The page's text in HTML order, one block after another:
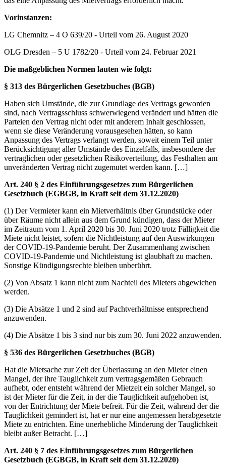
Vorinstanzen:
LG Chemnitz – 4 O 639/20 - Urteil vom 26. August 2020
OLG Dresden – 5 U 1782/20 - Urteil vom 24. Februar 2021
Die maßgeblichen Normen lauten wie folgt:
§ 313 des Bürgerlichen Gesetzbuches (BGB)
Haben sich Umstände, die zur Grundlage des Vertrags geworden
sind, nach Vertragsschluss schwerwiegend verändert und hätten die
Parteien den Vertrag nicht oder mit anderem Inhalt geschlossen,
wenn sie diese Veränderung vorausgesehen hätten, so kann
Anpassung des Vertrags verlangt werden, soweit einem Teil unter
Berücksichtigung aller Umstände des Einzelfalls, insbesondere der
vertraglichen oder gesetzlichen Risikoverteilung, das Festhalten am
unveränderten Vertrag nicht zugemutet werden kann. […]
Art. 240 § 2 des Einführungsgesetzes zum Bürgerlichen
Gesetzbuch (EGBGB, in Kraft seit dem 31.12.2020)
(1) Der Vermieter kann ein Mietverhältnis über Grundstücke oder
über Räume nicht allein aus dem Grund kündigen, dass der Mieter
im Zeitraum vom 1. April 2020 bis 30. Juni 2020 trotz Fälligkeit die
Miete nicht leistet, sofern die Nichtleistung auf den Auswirkungen
der COVID-19-Pandemie beruht. Der Zusammenhang zwischen
COVID-19-Pandemie und Nichtleistung ist glaubhaft zu machen.
Sonstige Kündigungsrechte bleiben unberührt.
(2) Von Absatz 1 kann nicht zum Nachteil des Mieters abgewichen
werden.
(3) Die Absätze 1 und 2 sind auf Pachtverhältnisse entsprechend
anzuwenden.
(4) Die Absätze 1 bis 3 sind nur bis zum 30. Juni 2022 anzuwenden.
§ 536 des Bürgerlichen Gesetzbuches (BGB)
Hat die Mietsache zur Zeit der Überlassung an den Mieter einen
Mangel, der ihre Tauglichkeit zum vertragsgemäßen Gebrauch
aufhebt, oder entsteht während der Mietzeit ein solcher Mangel, so
ist der Mieter für die Zeit, in der die Tauglichkeit aufgehoben ist,
von der Entrichtung der Miete befreit. Für die Zeit, während der die
Tauglichkeit gemindert ist, hat er nur eine angemessen herabgesetzte
Miete zu entrichten. Eine unerhebliche Minderung der Tauglichkeit
bleibt außer Betracht. […]
Art. 240 § 7 des Einführungsgesetzes zum Bürgerlichen
Gesetzbuch (EGBGB, in Kraft seit dem 31.12.2020)